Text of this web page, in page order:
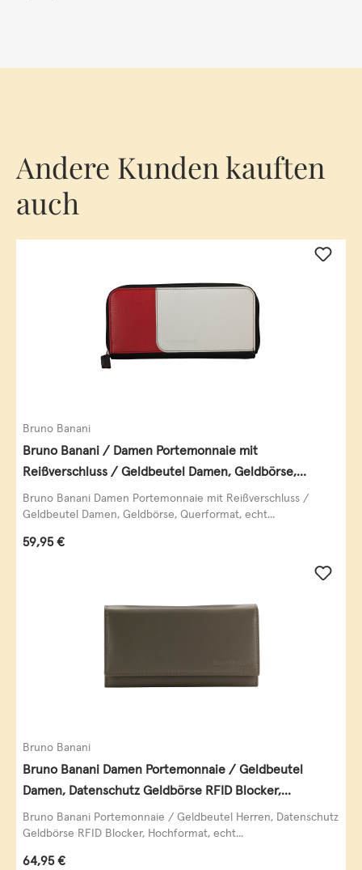
Andere Kunden kauften
auch
Bruno Banani
Bruno Banani / Damen Portemonnaie mit
Reißverschluss / Geldbeutel Damen, Geldbörse,
Querformat, echt Leder, black/white/red
Bruno Banani Damen Portemonnaie mit Reißverschluss /
Geldbeutel Damen, Geldbörse, Querformat, echt...
Regulärer Preis:
59,95 €
Bruno Banani
Bruno Banani Damen Portemonnaie / Geldbeutel
Damen, Datenschutz Geldbörse RFID Blocker,
Querformat, echt Leder, taupe
Bruno Banani Portemonnaie / Geldbeutel Herren, Datenschutz
Geldbörse RFID Blocker, Hochformat, echt...
Regulärer Preis:
64,95 €